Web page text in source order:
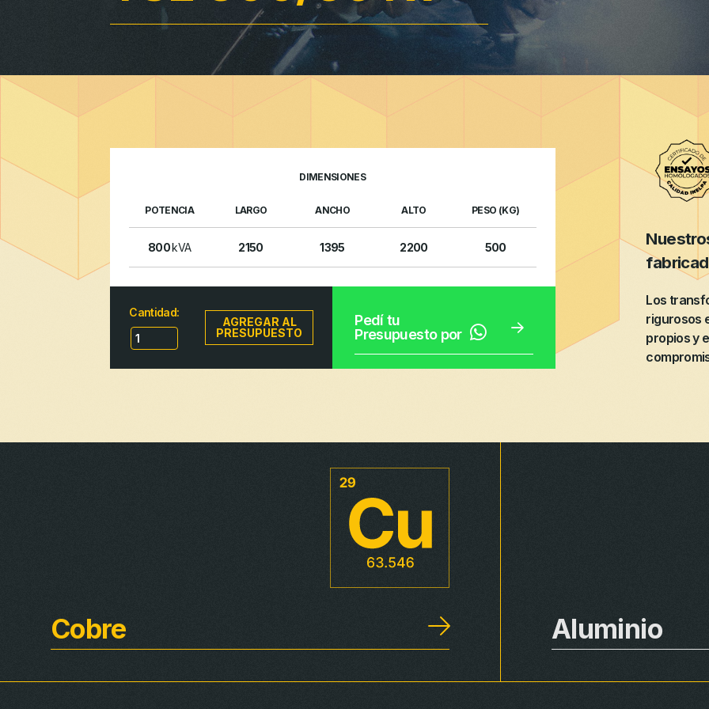
DIMENSIONES
POTENCIA LARGO ANCHO ALTO PESO (KG)
800 kVA 2150 1395 2200 500
Cantidad:
AGREGAR AL
PRESUPUESTO
Pedí tu
Presupuesto por
Los
rigurosos
propios y
Cobre Aluminio